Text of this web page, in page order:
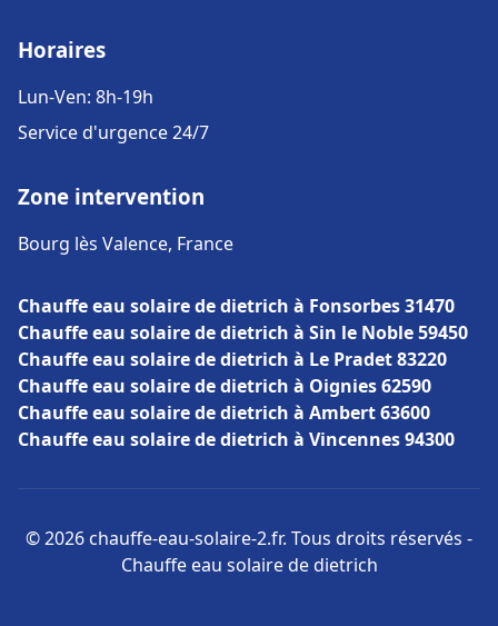
Horaires
Lun-Ven: 8h-19h
Service d'urgence 24/7
Zone intervention
Bourg lès Valence, France
Chauffe eau solaire de dietrich à Fonsorbes 31470
Chauffe eau solaire de dietrich à Sin le Noble 59450
Chauffe eau solaire de dietrich à Le Pradet 83220
Chauffe eau solaire de dietrich à Oignies 62590
Chauffe eau solaire de dietrich à Ambert 63600
Chauffe eau solaire de dietrich à Vincennes 94300
© 2026 chauffe-eau-solaire-2.fr. Tous droits réservés -
Chauffe eau solaire de dietrich